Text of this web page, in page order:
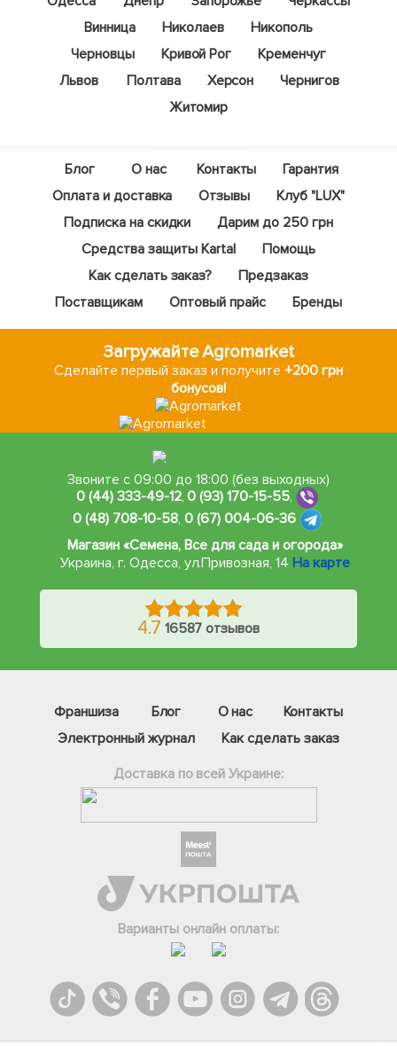
Винница
Николаев
Никополь
Черновцы
Кривой Рог
Кременчуг
Львов
Полтава Херсон
Чернигов
Житомир
Блог О нас Контакты
Гарантия
Оплата и доставка
Отзывы
Клуб "LUX"
Подписка на скидки
Дарим до 250 грн
Средства защиты Kartal
Помощь
Как сделать заказ?
Предзаказ
Поставщикам
Оптовый прайс Бренды
Загружайте Agromarket
Сделайте первый заказ и получите +200 грн
бонусов!
Звоните с 09:00 до 18:00 (без выходных)
0 (44) 333-49-12,0 (93) 170-15-55,
0 (48) 708-10-58, 0 (67) 004-06-36
Магазин «Семена, Все для сада и огорода»
Украина, г. Одесса, ул.Привозная, 14 На карте
4.7 16587 отзывов
Франшиза Блог О нас
Контакты
Электронный журнал
Как сделать заказ
Доставка по всей Украине:
Варианты онлайн оплаты:
Телеграм
Вайбер
Онлайн чат